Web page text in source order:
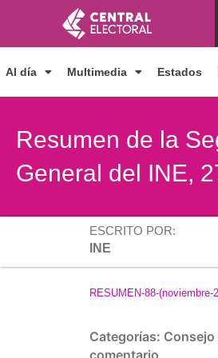
contenido
Al día Multimedia Estados
Resumen de la
General del INE,
ESCRITO POR:
INE
RESUMEN-88-(noviembre-
Categorías: Consejo
comentario